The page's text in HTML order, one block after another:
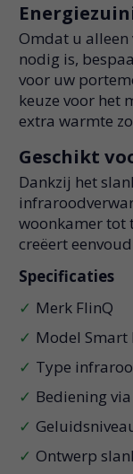
Omdat u alleen
nodig is,
voor uw
keuze voor het
extra warmte
Geschikt
Dankzij het
woonkamer tot
creëert
Specificaties
Merk FlinQ
Model
Type
Bediening
Ontwerp